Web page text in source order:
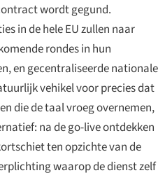
wordt gegund.
in de hele EU zullen naar
rondes in hun
en gecentraliseerde nationale
vehikel voor precies dat
die de taal vroeg overnemen,
na de go-live ontdekken
ten opzichte van de
waarop de dienst zelf